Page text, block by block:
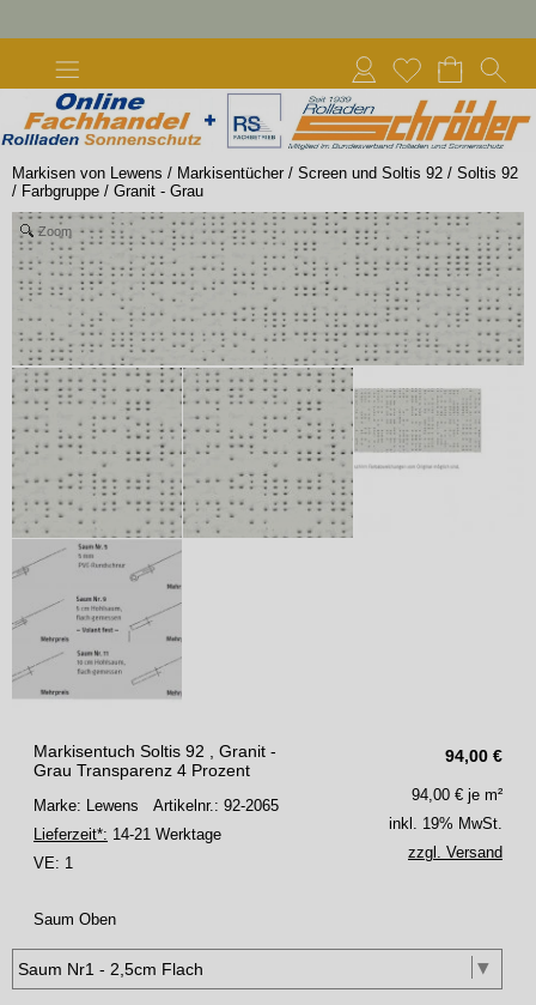
Markisen von Lewens / Markisentücher / Screen und Soltis 92 / Soltis 92
/ Farbgruppe / Granit - Grau
Zoom
94,00 €
Markisentuch Soltis 92 , Granit -
Grau Transparenz 4 Prozent
Marke: Lewens Artikelnr.: 92-2065
Lieferzeit*: 14-21 Werktage
VE: 1
94,00 € je m²
inkl. 19% MwSt.
zzgl. Versand
Saum Oben